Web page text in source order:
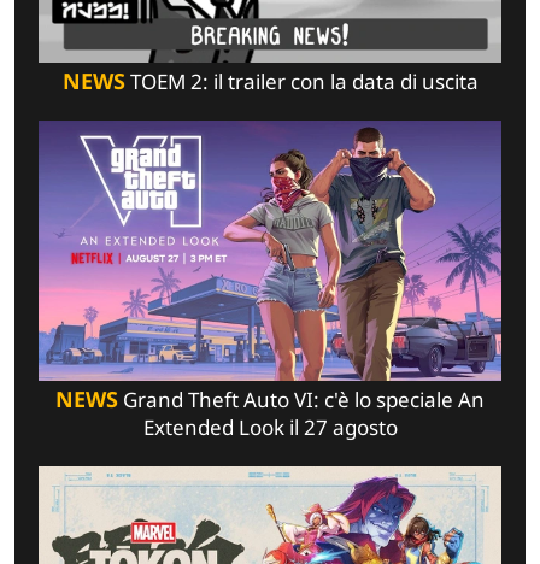
NEWSTOEM 2: il trailer con la data di uscita
NEWS Grand Theft Auto VI: c'è lo speciale An
Extended Look il 27 agosto